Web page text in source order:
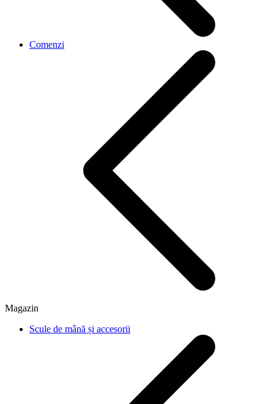
Comenzi
Magazin
Scule de mână și accesorii